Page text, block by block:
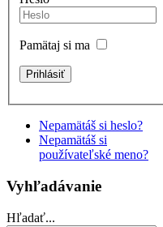
Pamätaj si ma
Nepamätáš si heslo?
Nepamätáš si
používateľské meno?
Vyhľadávanie
Hľadať...